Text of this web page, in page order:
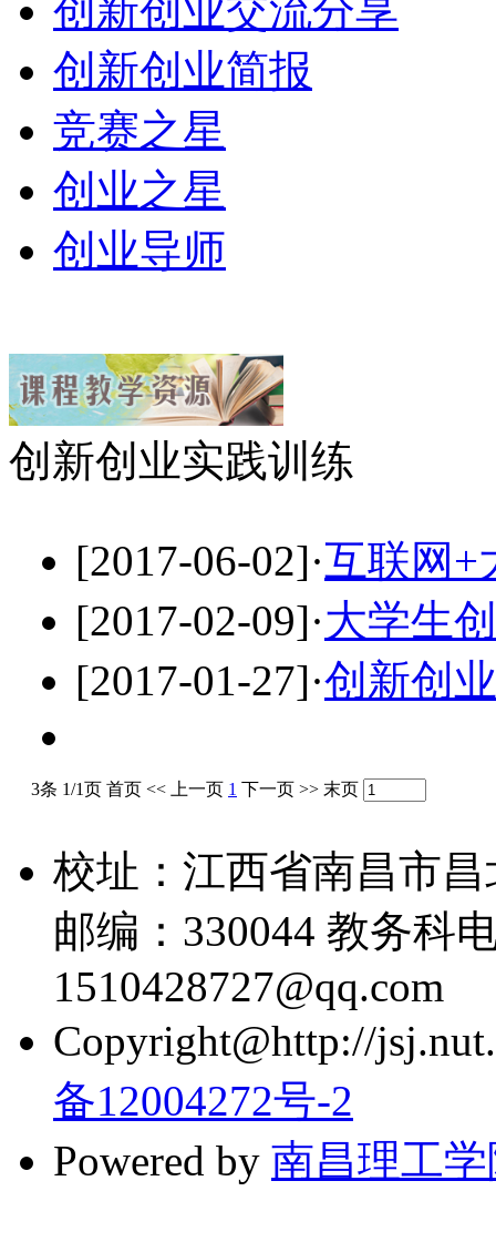
创新创业交流分享
创新创业简报
竞赛之星
创业之星
创业导师
创新创业实践训练
[2017-06-02]·互联网+
[2017-02-09]·大学生
[2017-01-27]·创新创
3条 1/1页 首页 << 上一页 1 下一页 >> 末页
校址：江西省南昌市
邮编：330044 教务科
1510428727@qq.com
Copyright@http://
备12004272号-2
Powered by 南昌理工